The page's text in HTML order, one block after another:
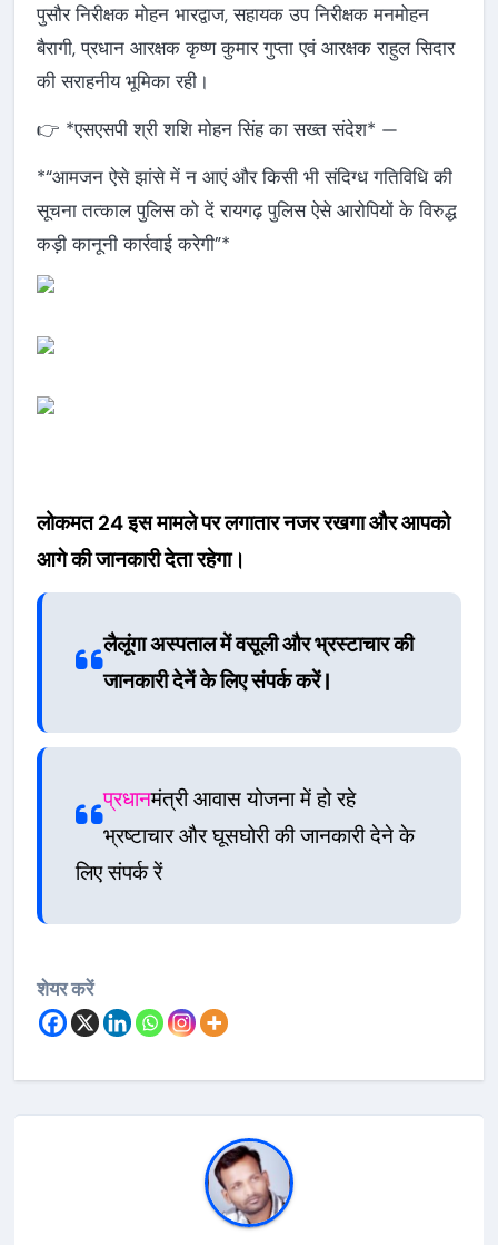
पुसौर निरीक्षक मोहन भारद्वाज, सहायक उप निरीक्षक मनमोहन
बैरागी, प्रधान आरक्षक कृष्ण कुमार गुप्ता एवं आरक्षक राहुल सिदार
की सराहनीय भूमिका रही।
👉 *एसएसपी श्री शशि मोहन सिंह का सख्त संदेश* —
*“आमजन ऐसे झांसे में न आएं और किसी भी संदिग्ध गतिविधि की
सूचना तत्काल पुलिस को दें रायगढ़ पुलिस ऐसे आरोपियों के विरुद्ध
कड़ी कानूनी कार्रवाई करेगी”*
लोकमत 24 इस मामले पर लगातार नजर रखगा और आपको
आगे की जानकारी देता रहेगा।
लैलूंगा अस्पताल में वसूली और भ्रस्टाचार की
जानकारी देनें के लिए संपर्क करें |
प्रधानमंत्री आवास योजना में हो रहे
भ्रष्टाचार और घूसघोरी की जानकारी देने के
लिए संपर्क रें
शेयर करें